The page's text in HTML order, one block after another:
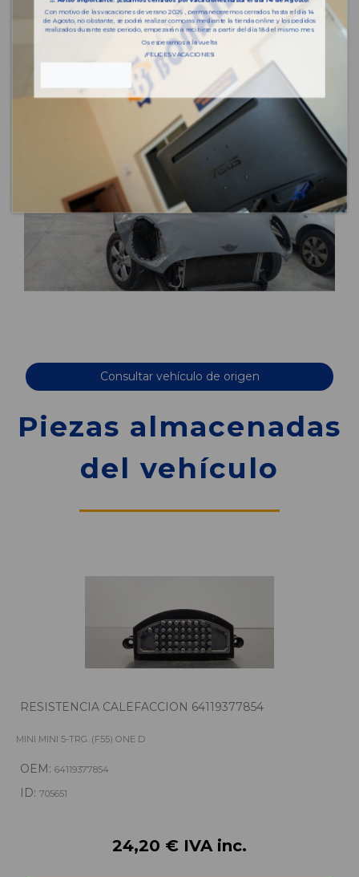
Consultar vehículo de origen
Piezas almacenadas
del vehículo
RESISTENCIA CALEFACCION 64119377854
MINI MINI 5-TRG. (F55) ONE D
OEM: 64119377854
ID: 705651
24,20 € IVA inc.
Con motivo de las vacaciones de verano 2026 , permaneceremos cerrados hasta el día 14
de Agosto, no obstante, se podrá realizar compras mediante la tienda online y los pedidos
realizados durante este periodo, empezarán a recibirse a partir del día 18 del mismo mes.
Os esperamos a la vuelta
¡FELICES VACACIONES!